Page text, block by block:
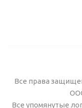
Все права
Все упомянутые